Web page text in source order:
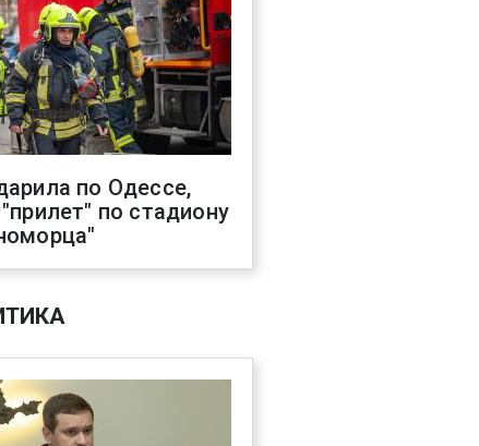
по Одессе,
по стадиону